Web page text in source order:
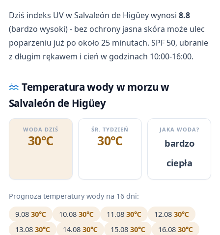
Dziś indeks UV w Salvaleón de Higüey wynosi 8.8
(bardzo wysoki) - bez ochrony jasna skóra może ulec
poparzeniu już po około 25 minutach. SPF 50, ubranie
z długim rękawem i cień w godzinach 10:00-16:00.
Temperatura wody w morzu w
Salvaleón de Higüey
WODA DZIŚ
30℃
ŚR. TYDZIEŃ
30℃
JAKA WODA?
bardzo
ciepła
Prognoza temperatury wody na 16 dni:
9.08 30℃ 10.08 30℃ 11.08 30℃ 12.08 30℃
13.08 30℃ 14.08 30℃ 15.08 30℃ 16.08 30℃